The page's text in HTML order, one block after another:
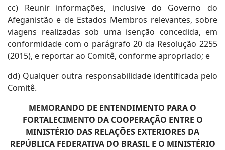
cc) Reunir informações, inclusive do Governo do
Afeganistão e de Estados Membros relevantes, sobre
viagens realizadas sob uma isenção concedida, em
conformidade com o parágrafo 20 da Resolução 2255
(2015), e reportar ao Comitê, conforme apropriado; e
dd) Qualquer outra responsabilidade identificada pelo
Comitê.
MEMORANDO DE ENTENDIMENTO PARA O
FORTALECIMENTO DA COOPERAÇÃO ENTRE O
MINISTÉRIO DAS RELAÇÕES EXTERIORES DA
REPÚBLICA FEDERATIVA DO BRASIL E O MINISTÉRIO